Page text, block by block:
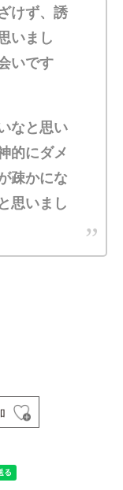
けず、誘
いまし
いです
なと思い
的にダメ
疎かにな
思いまし